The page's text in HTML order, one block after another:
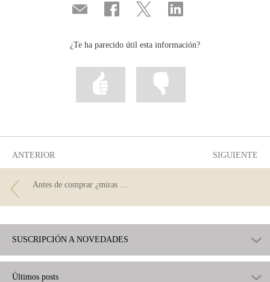
Compartir
por
Compartir
en
Compartir
en
Compartir
en
¿Te ha parecido útil esta información?
Marcar
información
ANTERIOR
Antes de comprar ¿miras los precios?
SIGUIENTE
SUSCRIPCIÓN A NOVEDADES
Últimos posts